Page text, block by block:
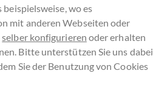
Derzeit ausverkauft !
Inhalt0.08 kg(98,75 € * / 1 kg)
7,90 €*
wo es
mit anderen Webseiten oder
selber konfigurieren oder erhalten
Bitte unterstützen Sie uns dabei,
Sie der Benutzung von Cookies